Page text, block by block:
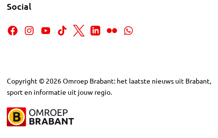
Social
Copyright © 2026Omroep Brabant: het laatste nieuws uit Brabant,
sport en informatie uit jouw regio.